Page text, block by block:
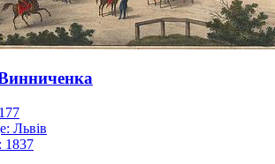
Львів
1837